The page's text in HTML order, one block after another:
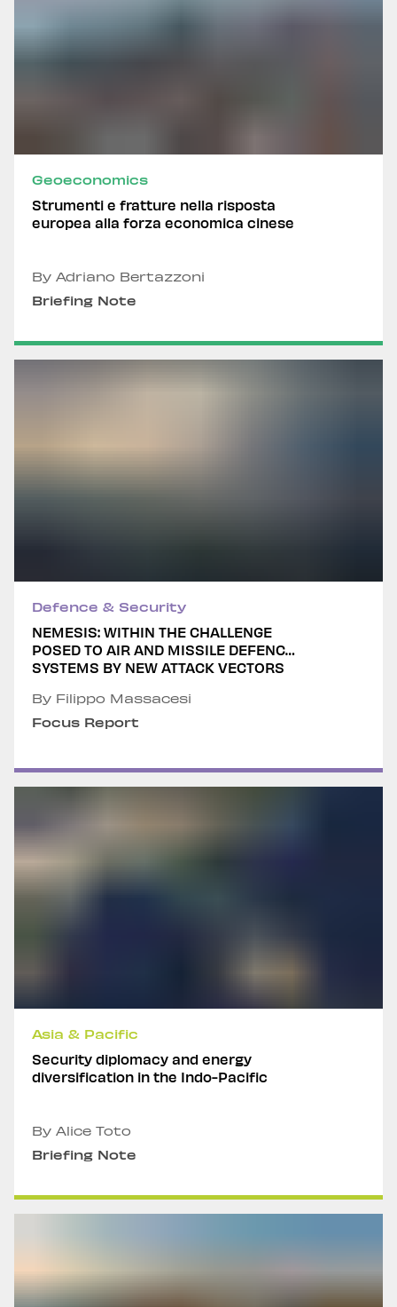
Geoeconomics
Strumenti e fratture nella risposta
europea alla forza economica cinese
By Adriano Bertazzoni
Briefing Note
Defence & Security
NEMESIS: WITHIN THE CHALLENGE
POSED TO AIR AND MISSILE DEFENCE
SYSTEMS BY NEW ATTACK VECTORS
By Filippo Massacesi
Focus Report
Asia & Pacific
Security diplomacy and energy
diversification in the Indo-Pacific
By Alice Toto
Briefing Note